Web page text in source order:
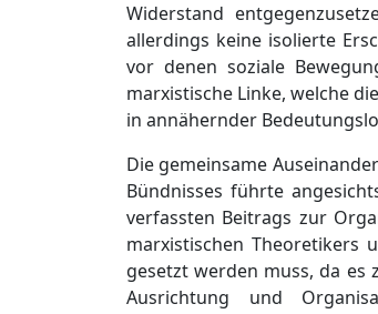
Widerstand
allerdings keine isolierte
vor denen soziale
marxistische Linke, welche
in annähernder
Die gemeinsame
Bündnisses führte
verfassten Beitrags zur
marxistischen Theoretikers
gesetzt werden muss, da es
Ausrichtung und